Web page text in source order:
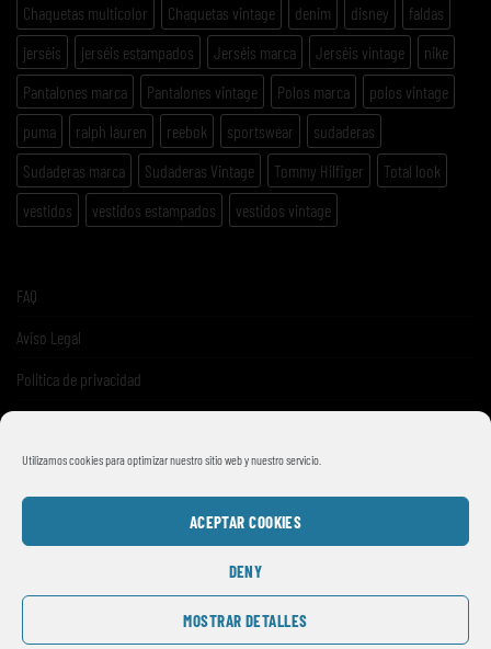
Utilizamos cookies para optimizar nuestro sitio web y nuestro servicio.
ACEPTAR COOKIES
DENY
MOSTRAR DETALLES
Chaquetas multicolor
Chaquetas vintage denim disney
faldas
jerséis
jerséis estampados Jerséis marca Jerséis vintage
nike
Pantalones marca
Pantalones vintage Polos marca
polos vintage
puma
ralph lauren reebok sportswear
sudaderas
Sudaderas marca
Sudaderas Vintage Tommy Hilfiger
Total look
vestidos
vestidos estampados vestidos vintage
FAQ
Aviso Legal
Politica de privacidad
© 2026SMILE VINTAGE